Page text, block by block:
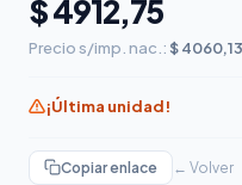
$ 4912,75
Precio s/imp. nac.: $ 4060,13
¡Última unidad!
Copiar enlace ← Volver